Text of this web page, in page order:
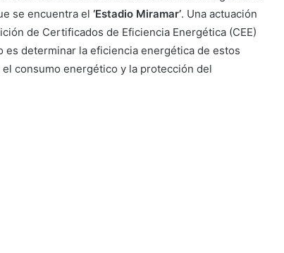
se encuentra el ‘Estadio Miramar’. Una actuación
de Certificados de Eficiencia Energética (CEE)
determinar la eficiencia energética de estos
consumo energético y la protección del